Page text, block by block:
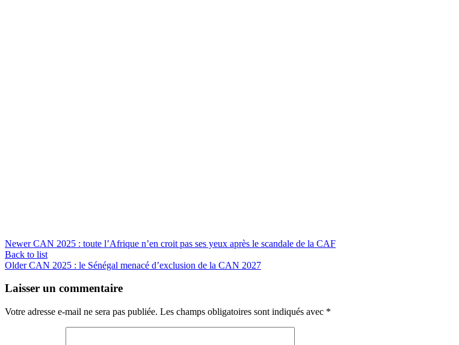
Newer CAN 2025 : toute l’Afrique n’en croit pas ses yeux après le scandale de la CAF
Back to list
Older CAN 2025 : le Sénégal menacé d’exclusion de la CAN 2027
Laisser un commentaire
Votre adresse e-mail ne sera pas publiée. Les champs obligatoires sont indiqués avec *